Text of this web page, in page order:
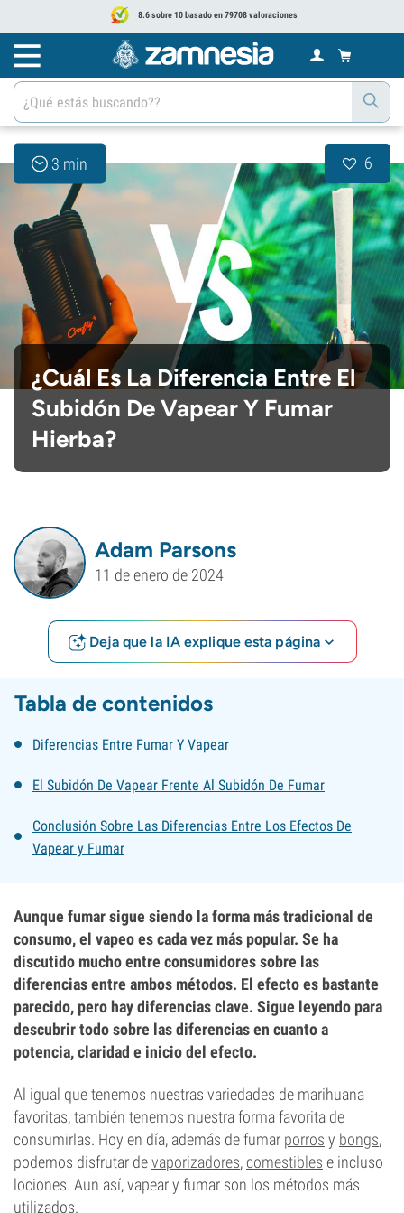
8.6 sobre 10 basado en 79708 valoraciones
3 min 6
¿Cuál Es La Diferencia Entre El
Subidón De Vapear Y Fumar
Hierba?
Adam Parsons
11 de enero de 2024
Deja que la IA explique esta página
Tabla de contenidos
Diferencias Entre Fumar Y Vapear
El Subidón De Vapear Frente Al Subidón De Fumar
Conclusión Sobre Las Diferencias Entre Los Efectos De
Vapear y Fumar
Aunque fumar sigue siendo la forma más tradicional de
consumo, el vapeo es cada vez más popular. Se ha
discutido mucho entre consumidores sobre las
diferencias entre ambos métodos. El efecto es bastante
parecido, pero hay diferencias clave. Sigue leyendo para
descubrir todo sobre las diferencias en cuanto a
potencia, claridad e inicio del efecto.
Al igual que tenemos nuestras variedades de marihuana
favoritas, también tenemos nuestra forma favorita de
consumirlas. Hoy en día, además de fumar porros y bongs,
podemos disfrutar devaporizadores,comestibles e incluso
lociones. Aun así, vapear y fumar son los métodos más
utilizados.